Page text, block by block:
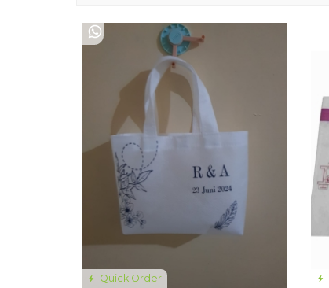
Quick Order